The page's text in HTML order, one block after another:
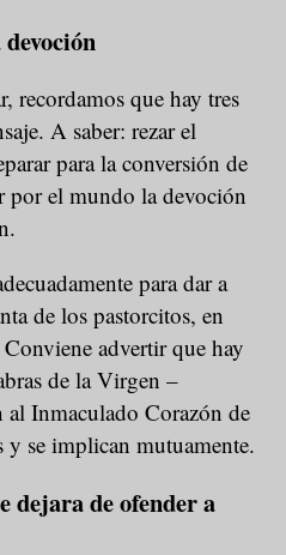
recordamos que hay tres
A saber: rezar el
para la conversión de
por el mundo la devoción
para dar a
de los pastorcitos, en
Conviene advertir que hay
de la Virgen –
Inmaculado Corazón de
y se implican mutuamente.
dejara de ofender a